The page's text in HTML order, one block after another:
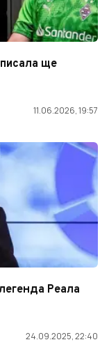
ще
11.06.2026, 19:57
Реала
24.09.2025, 22:40